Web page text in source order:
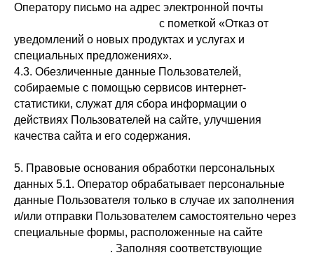
Оператору письмо на адрес электронной почты
с пометкой «Отказ от
уведомлений о новых продуктах и услугах и
специальных предложениях».
4.3. Обезличенные данные Пользователей,
собираемые с помощью сервисов интернет-
статистики, служат для сбора информации о
действиях Пользователей на сайте, улучшения
качества сайта и его содержания.
5. Правовые основания обработки персональных
данных 5.1. Оператор обрабатывает персональные
данные Пользователя только в случае их заполнения
и/или отправки Пользователем самостоятельно через
специальные формы, расположенные на сайте
. Заполняя соответствующие